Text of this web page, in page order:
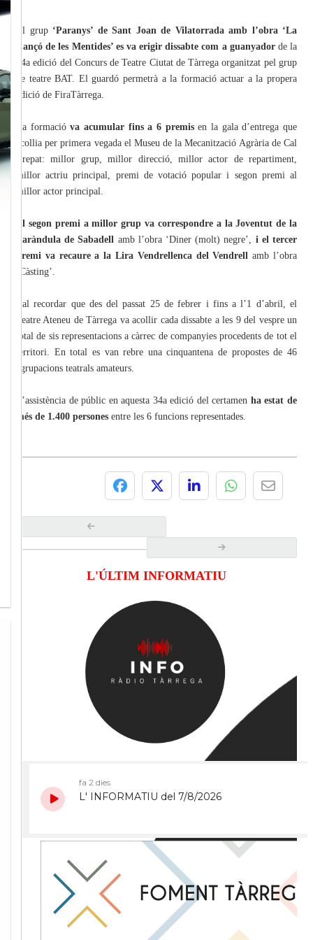
El grup ‘Paranys’ de Sant Joan de Vilatorrada amb l’obra ‘La
Cançó de les Mentides’ es va erigir dissabte com a guanyadorde la
34a edició del Concurs de Teatre Ciutat de Tàrrega organitzat pel grup
de teatre BAT. El guardó permetrà a la formació actuar a la propera
edició de FiraTàrrega.
La formacióva acumular fins a 6 premisen la gala d’entrega que
acollia per primera vegada el Museu de la Mecanització Agrària de Cal
Trepat: millor grup, millor direcció, millor actor de repartiment,
millor actriu principal, premi de votació popular i segon premi al
millor actor principal.
El segon premi a millor grup va correspondre a la Joventut de la
Faràndula de Sabadell amb l’obra ‘Diner (molt) negre’, i el tercer
premi va recaure a la Lira Vendrellenca del Vendrell amb l’obra
‘Càsting’.
Cal recordar que des del passat 25 de febrer i fins a l’1 d’abril, el
Teatre Ateneu de Tàrrega va acollir cada dissabte a les 9 del vespre un
total de sis representacions a càrrec de companyies procedents de tot el
territori. En total es van rebre una cinquantena de propostes de 46
agrupacions teatrals amateurs.
L’assistència de públic en aquesta 34a edició del certamen ha estat de
més de 1.400 persones entre les 6 funcions representades.
L'ÚLTIM INFORMATIU